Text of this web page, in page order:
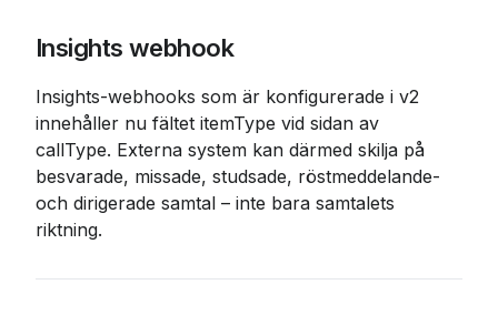
Insights webhook
Insights-webhooks som är konfigurerade i v2
innehåller nu fältet itemType vid sidan av
callType. Externa system kan därmed skilja på
besvarade, missade, studsade, röstmeddelande-
och dirigerade samtal – inte bara samtalets
riktning.